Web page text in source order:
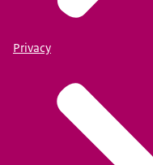
Privacy